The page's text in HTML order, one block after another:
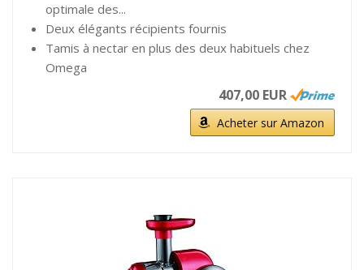
optimale des...
Deux élégants récipients fournis
Tamis à nectar en plus des deux habituels chez
Omega
407,00 EUR
Acheter sur Amazon